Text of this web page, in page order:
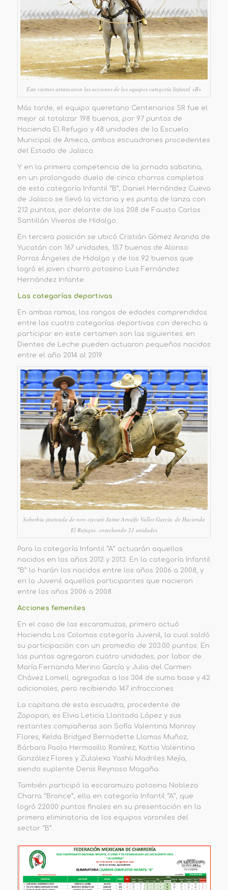
Este viernes arrancaron las acciones de los equipos categoría Infantil «B»
Más tarde, el equipo queretano Centenarios SR fue el
mejor al totalizar 198 buenos, por 97 puntos de
Hacienda El Refugio y 48 unidades de la Escuela
Municipal de Ameca, ambos escuadrones procedentes
del Estado de Jalisco.
Y en la primera competencia de la jornada sabatina,
en un prolongado duelo de cinco charros completos
de esta categoría Infantil “B”,
Daniel Hernández Cueva
de Jalisco se llevó la victoria y es punta de lanza con
212 puntos, por delante de los 208 de Fausto Carlos
Santillán Viveros de Hidalgo.
En tercera posición se ubicó Cristián Gómez Aranda de
Yucatán con 167 unidades, 157 buenos de Alonso
Porras Ángeles de Hidalgo y de los 92 buenos que
logró el joven charro potosino Luis Fernández
Hernández Infante.
Las categorías deportivas
En ambas ramas, los rangos de edades comprendidos
entre las cuatro categorías deportivas con derecho a
participar en este certamen son las siguientes: en
Dientes de Leche pueden actuaron pequeños nacidos
entre el año 2014 al 2019.
Soberbia jineteada de toro ejecutó Jaime Arnulfo Valles García, de Hacienda
El Refugio, cosechando 21 unidades
Para la categoría Infantil “A” actuarán aquellos
nacidos en los años 2012 y 2013. En la categoría
Infantil
“B” lo harán los nacidos entre los años 2006 a 2008, y
en la Juvenil aquellos participantes que nacieron
entre los años 2006 a 2008.
Acciones femeniles
En el caso de las escaramuzas, primero actuó
Hacienda Los Colomos categoría Juvenil, la cual saldó
su participación con un promedio de 203.00 puntos. En
las puntas agregaron cuatro unidades, por labor de
María Fernanda Merino García y Julia del Carmen
Chávez Lomelí, agregadas a los 304 de suma base y 42
adicionales, pero recibiendo 147 infracciones.
La capitana de esta escuadra, procedente de
Zapopan, es Elvia Leticia Llantada López y sus
restantes compañeras son Sofía Valentina Monroy
Flores, Kelda Bridged Bernadette Llamas Muñoz,
Bárbara Paola Hermosillo Ramírez, Kattia Valentina
González Flores y Zulalexa Yashli Madriles Mejía,
siendo suplente Denis Reynoso Magaña.
También participó la escaramuza potosina Nobleza
Charra “Bronce”, ella en categoría Infantil “A”, que
logró 220.00 puntos finales en su presentación en la
primera eliminatoria de los equipos varoniles del
sector “B”.